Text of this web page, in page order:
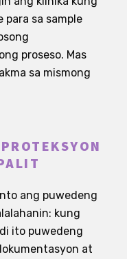
para sa sample
proseso. Mas
sa mismong
ang puwedeng
kung
ito puwedeng
at